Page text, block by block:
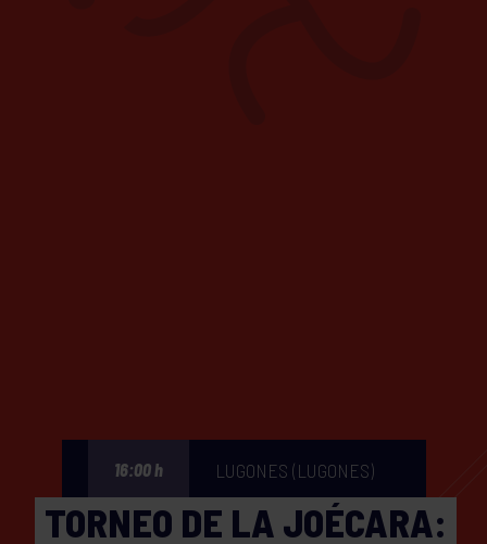
16:00 h LUGONES (LUGONES)
TORNEO DE LA JOÉCARA: